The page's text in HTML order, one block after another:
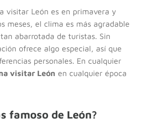
visitar León es en primavera y
meses, el clima es más agradable
abarrotada de turistas. Sin
ofrece algo especial, así que
personales. En cualquier
visitar León en cualquier época
famoso de León?